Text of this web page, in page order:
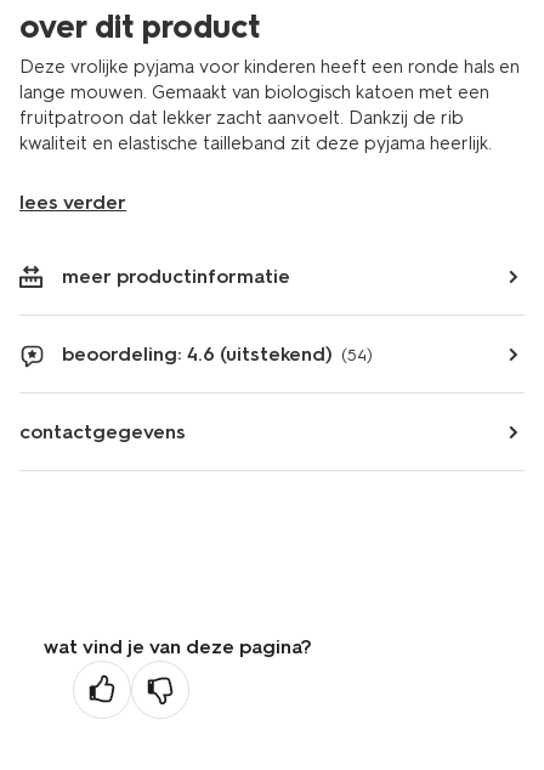
over dit product
Deze vrolijke pyjama voor kinderen heeft een ronde hals en
lange mouwen. Gemaakt van biologisch katoen met een
fruitpatroon dat lekker zacht aanvoelt. Dankzij de rib
kwaliteit en elastische tailleband zit deze pyjama heerlijk.
lees verder
meer productinformatie
beoordeling: 4.6 (uitstekend) (54)
contactgegevens
wat vind je van deze pagina?